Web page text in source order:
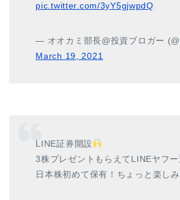
pic.twitter.com/3yY5gjwpdQ
— オオカミ部長@投資ブロガー
March 19, 2021
LINE証券開設
3株プレゼントもらえてLINEヤフ
日本株初めて保有！ちょっと楽しみ